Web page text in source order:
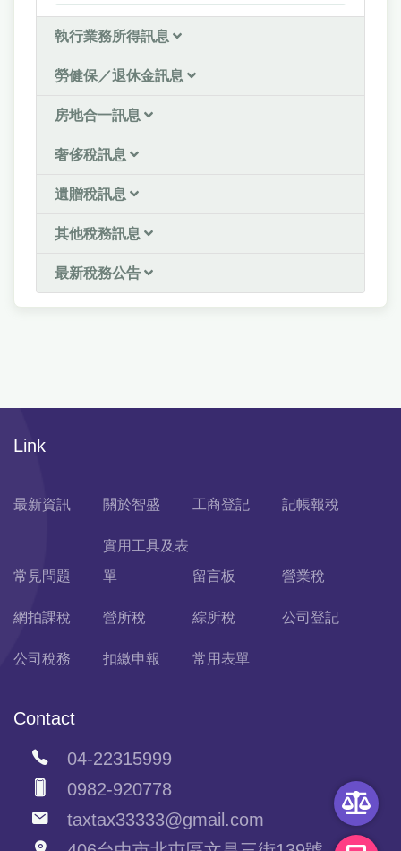
執行業務所得訊息
勞健保／退休金訊息
房地合一訊息
奢侈稅訊息
遺贈稅訊息
其他稅務訊息
最新稅務公告
Link
最新資訊 關於智盛 工商登記 記帳報稅
常見問題
實用工具及表
單
留言板 營業稅
網拍課稅 營所稅 綜所稅 公司登記
公司稅務 扣繳申報 常用表單
Contact
04-22315999
0982-920778
taxtax33333@gmail.com